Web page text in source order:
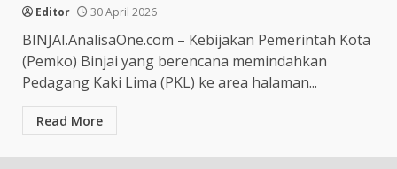
Editor 30 April 2026
BINJAI.AnalisaOne.com – Kebijakan Pemerintah Kota
(Pemko) Binjai yang berencana memindahkan
Pedagang Kaki Lima (PKL) ke area halaman...
Read More